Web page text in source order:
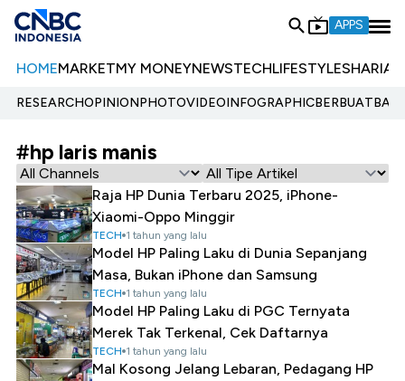
APPS
HOMEMARKETMY MONEYNEWSTECHLIFESTYLESHARIA
RESEARCHOPINIONPHOTOVIDEOINFOGRAPHIC
#hp laris manis
Raja HP Dunia Terbaru 2025, iPhone-
Xiaomi-Oppo Minggir
TECH 1 tahun yang lalu
Model HP Paling Laku di Dunia Sepanjang
Masa, Bukan iPhone dan Samsung
TECH 1 tahun yang lalu
Model HP Paling Laku di PGC Ternyata
Merek Tak Terkenal, Cek Daftarnya
TECH 1 tahun yang lalu
Mal Kosong Jelang Lebaran, Pedagang HP